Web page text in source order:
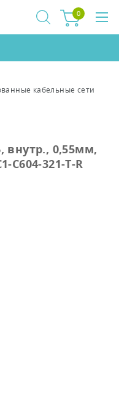
0
кабельные сети
внутр., 0,55мм,
C604-321-T-R